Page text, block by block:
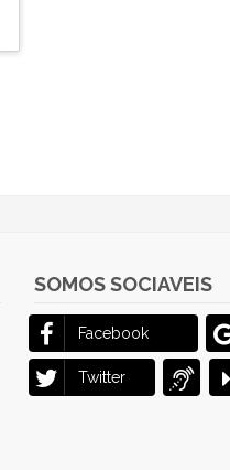
SOMOS SOCIAVEIS
Facebook
Twitter